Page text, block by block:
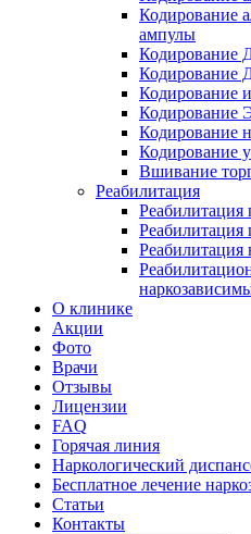
Кодирование
ампулы
Кодирование
Кодирование
Кодирование
Кодирование
Кодирование
Кодирование
Вшивание
Реабилитация
Реабилитация
Реабилитация
Реабилитация
О клинике
Акции
Фото
Врачи
Отзывы
Лицензии
FAQ
Горячая линия
Наркологический
Бесплатное лечение
Статьи
Контакты